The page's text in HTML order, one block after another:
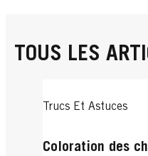
TOUS LES
Trucs Et Astuces
Coloration des